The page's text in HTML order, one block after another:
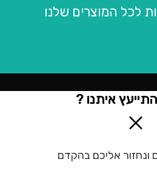
לכל המוצרים שלנו
איתנו ?
ונחזור אליכם בהקדם